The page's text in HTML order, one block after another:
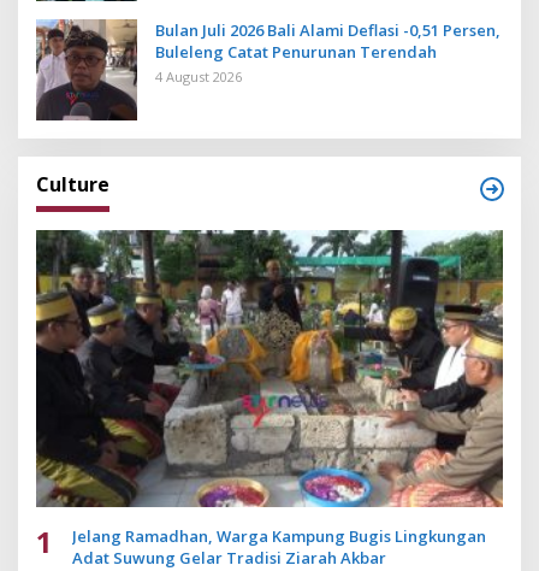
Bulan Juli 2026 Bali Alami Deflasi -0,51 Persen,
Buleleng Catat Penurunan Terendah
4 August 2026
Culture
1
Jelang Ramadhan, Warga Kampung Bugis Lingkungan
Adat Suwung Gelar Tradisi Ziarah Akbar